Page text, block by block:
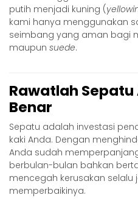
putih menjadi kuning (
kami hanya menggunakan
seimbang yang aman bagi
maupun suede.
Rawatlah
Benar
Sepatu adalah investasi
kaki Anda. Dengan
Anda sudah
berbulan-bulan bahkan
mencegah kerusakan
memperbaikinya.